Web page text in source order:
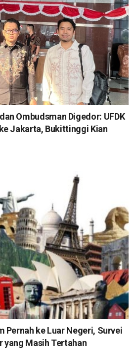
Ombudsman Digedor: UFDK
Jakarta, Bukittinggi Kian
Pernah ke Luar Negeri, Survei
yang Masih Tertahan